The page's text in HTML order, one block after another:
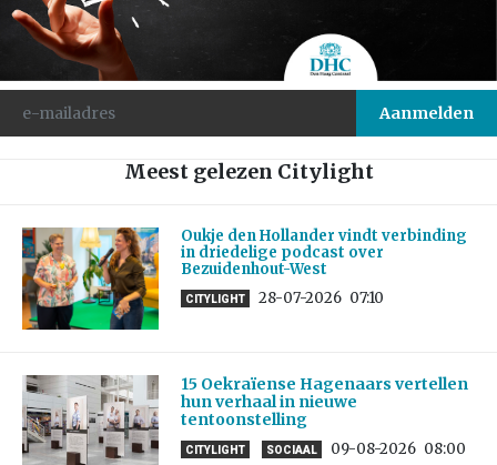
Meest gelezen Citylight
Oukje den Hollander vindt verbinding
in driedelige podcast over
Bezuidenhout-West
CITYLIGHT 28-07-2026 07:10
15 Oekraïense Hagenaars vertellen
hun verhaal in nieuwe
tentoonstelling
CITYLIGHT SOCIAAL 09-08-2026 08:00